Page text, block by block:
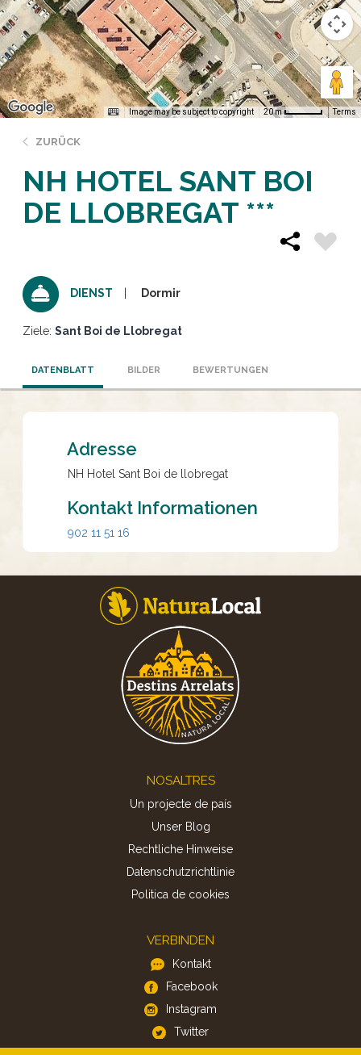
Image may be subject to copyright 20 m Terms
ZURÜCK
NH HOTEL SANT BOI
DE LLOBREGAT ***
DIENST Dormir
Ziele: Sant Boi de Llobregat
DATENBLATT BILDER BEWERTUNGEN
Adresse
NH Hotel Sant Boi de llobregat
Kontakt Informationen
902 11 51 16
NOSALTRES
Un projecte de país
Unser Blog
Rechtliche Hinweise
Datenschutzrichtlinie
Politica de cookies
VERBINDEN
Kontakt
Facebook
Instagram
Twitter